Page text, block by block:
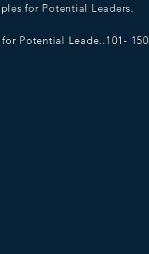
for Potential Leaders.
Potential Leade..101- 150